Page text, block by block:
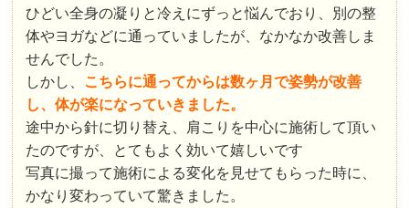
ひどい全身の凝りと冷えにずっと悩んでおり、別の整
体やヨガなどに通っていましたが、なかなか改善しま
せんでした。
しかし、 こちらに通ってからは数ヶ月で姿勢が改善
し、体が楽になっていきました。
途中から針に切り替え、肩こりを中心に施術して頂い
たのですが、とてもよく効いて嬉しいです
写真に撮って施術による変化を見せてもらった時に、
かなり変わっていて驚きました。